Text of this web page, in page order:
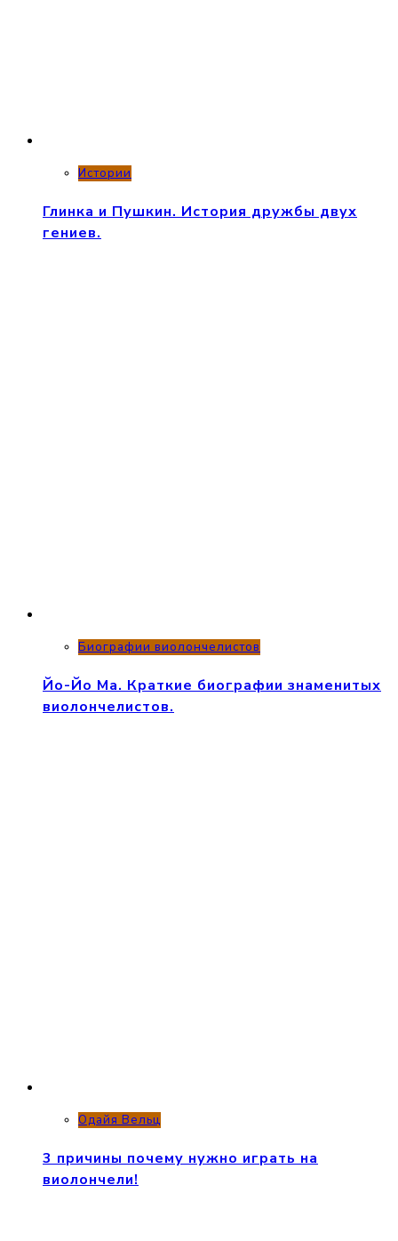
Истории
Глинка и Пушкин. История дружбы двух
гениев.
Биографии виолончелистов
Йо-Йо Ма. Краткие биографии знаменитых
виолончелистов.
Одайя Вельц
3 причины почему нужно играть на
виолончели!